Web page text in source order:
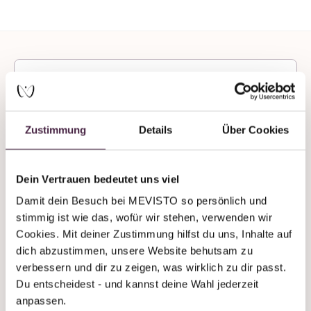
Zustimmung Details Über Cookies
Dein Vertrauen bedeutet uns viel
Damit dein Besuch bei MEVISTO so persönlich und
stimmig ist wie das, wofür wir stehen, verwenden wir
Cookies. Mit deiner Zustimmung hilfst du uns, Inhalte auf
dich abzustimmen, unsere Website behutsam zu
verbessern und dir zu zeigen, was wirklich zu dir passt.
Du entscheidest - und kannst deine Wahl jederzeit
anpassen.
Du brauchst Unterstützung
oder Beratung?
Wir sind auch an Wochenenden immer
telefonisch erreichbar!
+43 7619 22 122 - 160
stones@mevisto.com